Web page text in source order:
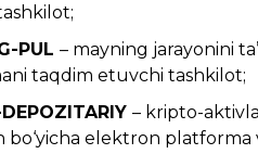
PUL – mayning jarayonini
taqdim etuvchi tashkilot;
– kripto-
bo‘yicha elektron